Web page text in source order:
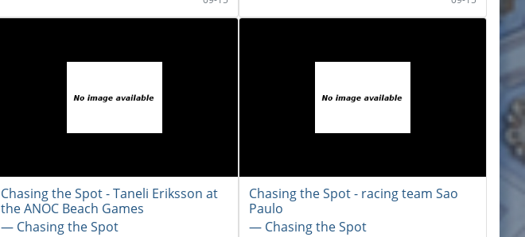
Chasing the Spot - Taneli Eriksson at
the ANOC Beach Games
― Chasing the Spot
Chasing the Spot - racing team Sao
Paulo
― Chasing the Spot